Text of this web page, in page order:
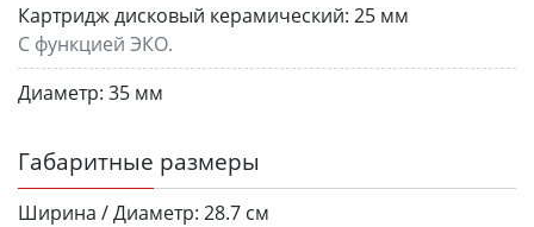
Картридж дисковый керамический: 25 мм
С функцией ЭКО.
Диаметр: 35 мм
Габаритные размеры
Ширина / Диаметр: 28.7 см